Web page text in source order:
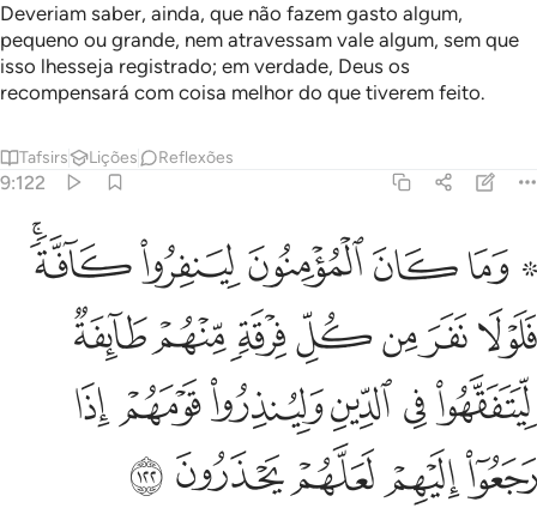
Deveriam saber, ainda, que não fazem gasto algum,
pequeno ou grande, nem atravessam vale algum, sem que
isso lhesseja registrado; em verdade, Deus os
recompensará com coisa melhor do que tiverem feito.
Tafsirs Lições Reflexões
9:122
۞ وما كان المومنون لينفروا كافة فلولا نفر من كل فرقة منهم طايفة
۞ وَمَا كَانَ ٱلْمُؤْمِنُونَ لِيَنفِرُوا۟ كَآفَّةًۭ ۚ فَلَوْلَا نَفَرَ مِن كُلِّ فِرْقَةٍۢ
ﲵ ﲶﲷﲸﲹﲺﲻ
ﲼﲽﲾﲿﳀﳁﳂ
ﳃﳄﳅﳆﳇﳈ
ﳉﳊﳋﳌ ﳍ